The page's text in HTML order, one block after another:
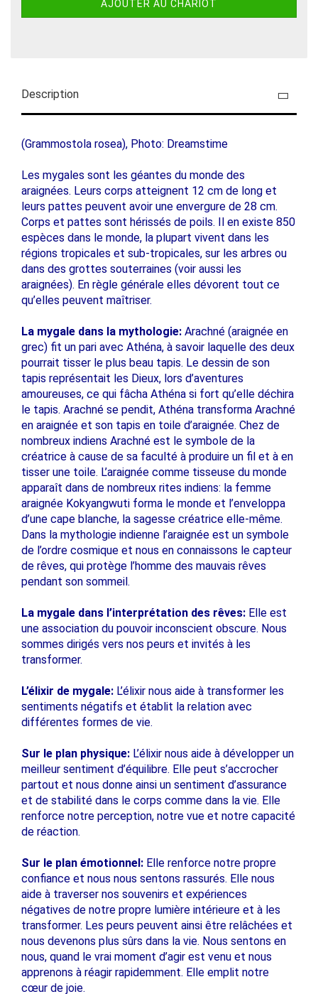
Description
(Grammostola rosea), Photo: Dreamstime
Les mygales sont les géantes du monde des
araignées. Leurs corps atteignent 12 cm de long et
leurs pattes peuvent avoir une envergure de 28 cm.
Corps et pattes sont hérissés de poils. Il en existe 850
espèces dans le monde, la plupart vivent dans les
régions tropicales et sub-tropicales, sur les arbres ou
dans des grottes souterraines (voir aussi les
araignées). En règle générale elles dévorent tout ce
qu’elles peuvent maîtriser.
La mygale dans la mythologie: Arachné (araignée en
grec) fit un pari avec Athéna, à savoir laquelle des deux
pourrait tisser le plus beau tapis. Le dessin de son
tapis représentait les Dieux, lors d’aventures
amoureuses, ce qui fâcha Athéna si fort qu’elle déchira
le tapis. Arachné se pendit, Athéna transforma Arachné
en araignée et son tapis en toile d’araignée. Chez de
nombreux indiens Arachné est le symbole de la
créatrice à cause de sa faculté à produire un fil et à en
tisser une toile. L’araignée comme tisseuse du monde
apparaît dans de nombreux rites indiens: la femme
araignée Kokyangwuti forma le monde et l’enveloppa
d’une cape blanche, la sagesse créatrice elle-même.
Dans la mythologie indienne l’araignée est un symbole
de l’ordre cosmique et nous en connaissons le capteur
de rêves, qui protège l’homme des mauvais rêves
pendant son sommeil.
La mygale dans l’interprétation des rêves: Elle est
une association du pouvoir inconscient obscure. Nous
sommes dirigés vers nos peurs et invités à les
transformer.
L’élixir de mygale: L’élixir nous aide à transformer les
sentiments négatifs et établit la relation avec
différentes formes de vie.
Sur le plan physique: L’élixir nous aide à développer un
meilleur sentiment d’équilibre. Elle peut s’accrocher
partout et nous donne ainsi un sentiment d’assurance
et de stabilité dans le corps comme dans la vie. Elle
renforce notre perception, notre vue et notre capacité
de réaction.
Sur le plan émotionnel: Elle renforce notre propre
confiance et nous nous sentons rassurés. Elle nous
aide à traverser nos souvenirs et expériences
négatives de notre propre lumière intérieure et à les
transformer. Les peurs peuvent ainsi être relâchées et
nous devenons plus sûrs dans la vie. Nous sentons en
nous, quand le vrai moment d’agir est venu et nous
apprenons à réagir rapidemment. Elle emplit notre
cœur de joie.